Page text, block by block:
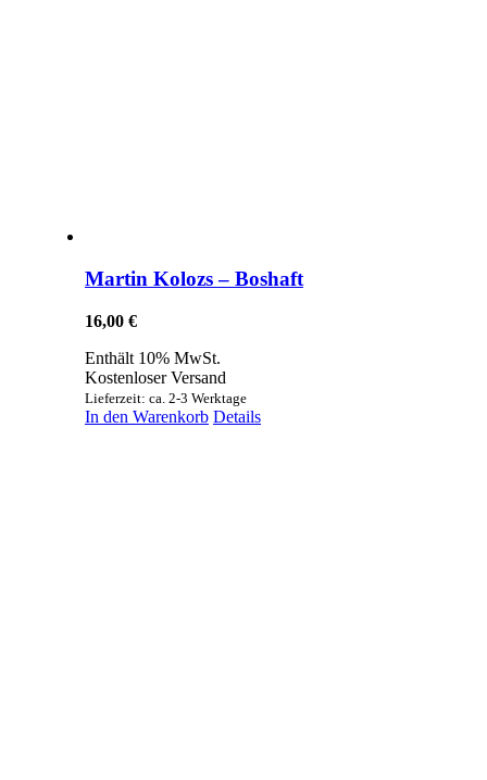
Martin Kolozs – Boshaft
16,00 €
Enthält 10% MwSt.
Kostenloser Versand
Lieferzeit: ca. 2-3 Werktage
In den Warenkorb Details